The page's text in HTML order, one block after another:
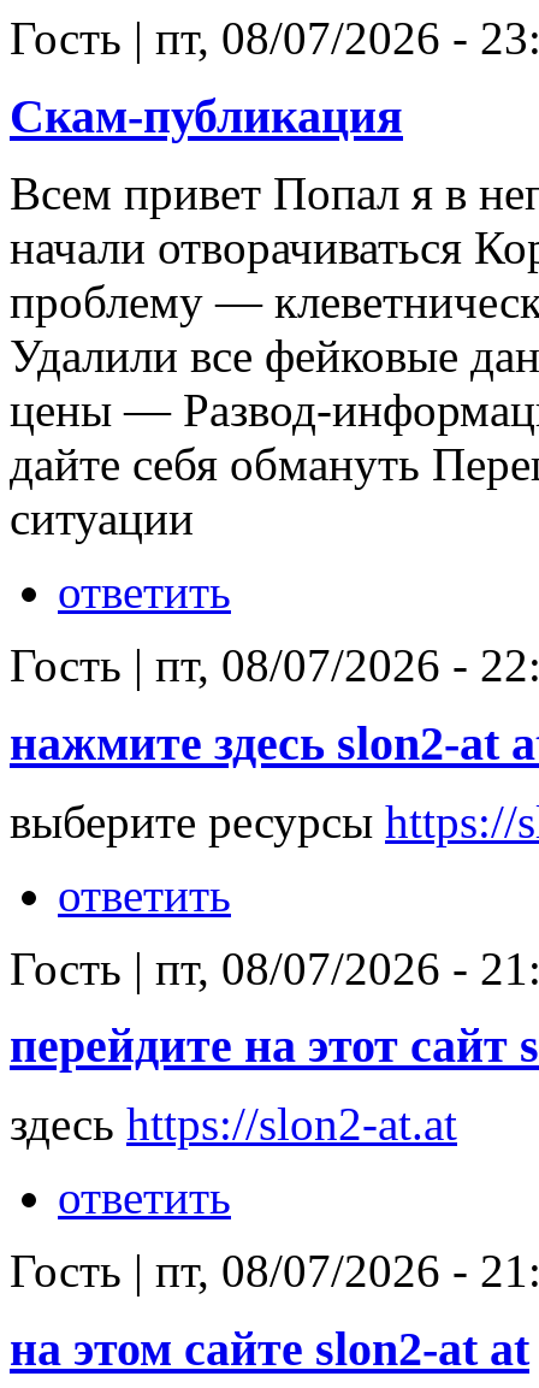
Гость | пт, 08/07/2026 -
Скам-публикация
Всем привет Попал я в
начали отворачиваться
проблему —
Удалили все фейковые
цены — Развод-
дайте себя обмануть
ситуации
ответить
Гость | пт, 08/07/2026 -
нажмите здесь slon2-at
выберите ресурсы https://
ответить
Гость | пт, 08/07/2026 -
перейдите на этот сайт
здесь https://slon2-at.at
ответить
Гость | пт, 08/07/2026 -
на этом сайте slon2-at at